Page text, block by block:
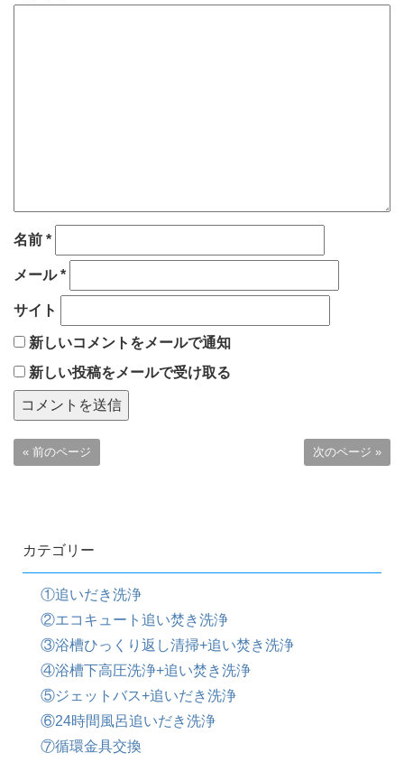
名前 *
メール*
サイト
新しいコメントをメールで通知
新しい投稿をメールで受け取る
« 前のページ 次のページ »
カテゴリー
①追いだき洗浄
②エコキュート追い焚き洗浄
③浴槽ひっくり返し清掃+追い焚き洗浄
④浴槽下高圧洗浄+追い焚き洗浄
⑤ジェットバス+追いだき洗浄
⑥24時間風呂追いだき洗浄
⑦循環金具交換